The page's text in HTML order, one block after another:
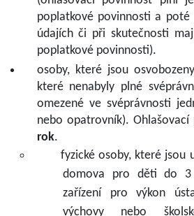
poplatkové povinnosti a poté
údajích či při skutečnosti
poplatkové povinnosti).
osoby, které jsou
které nenabyly plné
omezené ve svéprávnosti
nebo opatrovník). Ohlašovací
rok.
fyzické osoby, které jsou
domova pro děti do 3
zařízení pro výkon
výchovy nebo